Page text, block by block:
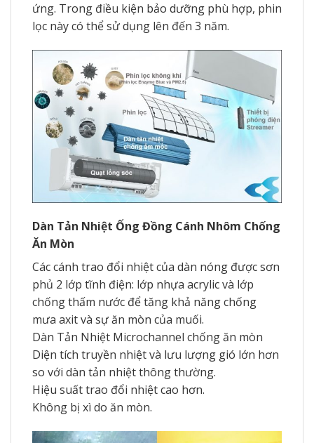
ứng. Trong điều kiện bảo dưỡng phù hợp, phin
lọc này có thể sử dụng lên đến 3 năm.
Dàn Tản Nhiệt Ống Đồng Cánh Nhôm Chống
Ăn Mòn
Các cánh trao đổi nhiệt của dàn nóng được sơn
phủ 2 lớp tĩnh điện: lớp nhựa acrylic và lớp
chống thấm nước để tăng khả năng chống
mưa axit và sự ăn mòn của muối.
Dàn Tản Nhiệt Microchannel chống ăn mòn
Diện tích truyền nhiệt và lưu lượng gió lớn hơn
so với dàn tản nhiệt thông thường.
Hiệu suất trao đổi nhiệt cao hơn.
Không bị xì do ăn mòn.